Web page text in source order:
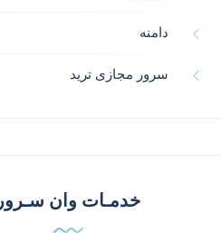
دامنه
سرور مجازی ترید
خدمـات وان سـرور